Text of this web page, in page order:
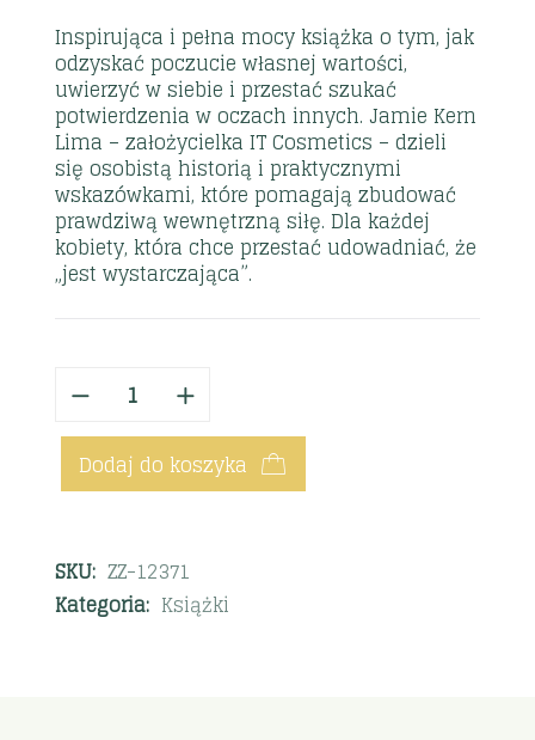
Inspirująca i pełna mocy książka o tym, jak
odzyskać poczucie własnej wartości,
uwierzyć w siebie i przestać szukać
potwierdzenia w oczach innych. Jamie Kern
Lima – założycielka IT Cosmetics – dzieli
się osobistą historią i praktycznymi
wskazówkami, które pomagają zbudować
prawdziwą wewnętrzną siłę. Dla każdej
kobiety, która chce przestać udowadniać, że
„jest wystarczająca”.
Dodaj do koszyka
SKU: ZZ-12371
Kategoria: Książki